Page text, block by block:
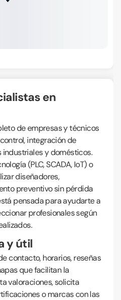
de empresas y técnicos
integración de
y domésticos.
(PLC, SCADA, IoT) o
diseñadores,
preventivo sin pérdida
pensada para ayudarte a
profesionales según
y útil
contacto, horarios, reseñas
que facilitan la
valoraciones, solicita
o marcas con las